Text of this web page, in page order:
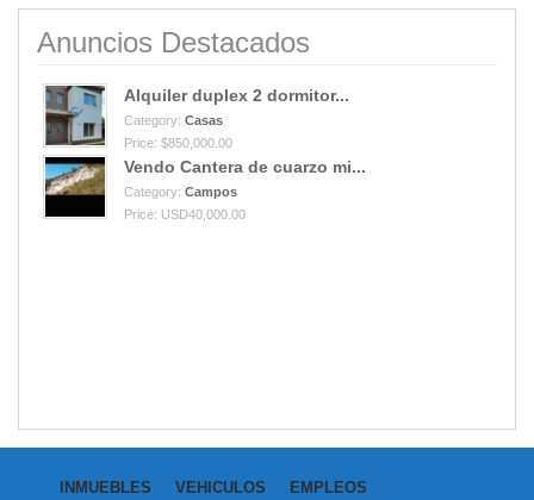
Anuncios Destacados
Alquiler duplex 2 dormitor...
Category: Casas
Price: $850,000.00
Vendo Cantera de cuarzo mi...
Category: Campos
Price: USD40,000.00
INMUEBLES VEHICULOS EMPLEOS